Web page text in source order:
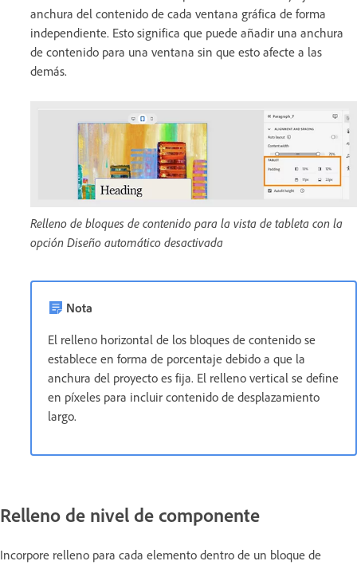
anchura del contenido de cada ventana gráfica de forma
independiente. Esto significa que puede añadir una anchura
de contenido para una ventana sin que esto afecte a las
demás.
Relleno de bloques de contenido para la vista de tableta con la
opción Diseño automático desactivada
Nota
El relleno horizontal de los bloques de contenido se
establece en forma de porcentaje debido a que la
anchura del proyecto es fija. El relleno vertical se define
en píxeles para incluir contenido de desplazamiento
largo.
Relleno de nivel de componente
Incorpore relleno para cada elemento dentro de un bloque de